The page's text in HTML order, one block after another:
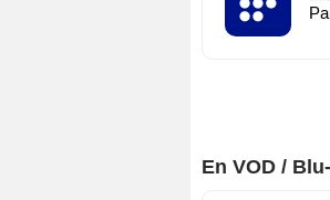
En VOD /